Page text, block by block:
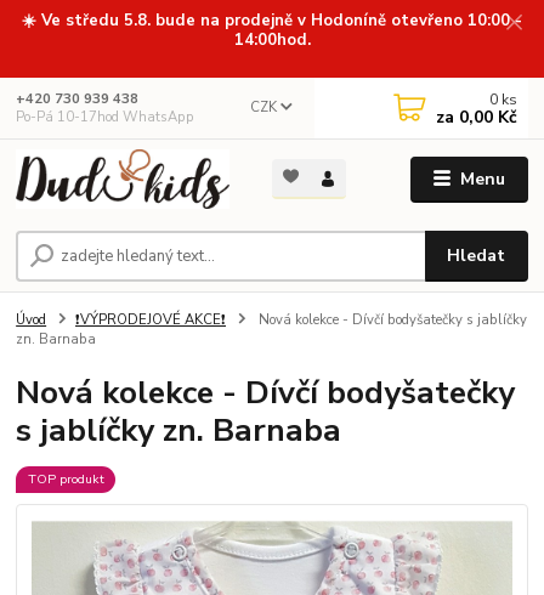
☀️ Ve středu 5.8. bude na prodejně v Hodoníně otevřeno 10:00 -
14:00hod.
Menu
CZK
Hledat
+420 730 939 438
Po-Pá 10-17hod WhatsApp
0 ks
za 0,00 Kč
Úvod ❗VÝPRODEJOVÉ AKCE❗
Nová kolekce - Dívčí bodyšatečky s jablíčky
zn. Barnaba
Nová kolekce - Dívčí bodyšatečky
s jablíčky zn. Barnaba
TOP produkt